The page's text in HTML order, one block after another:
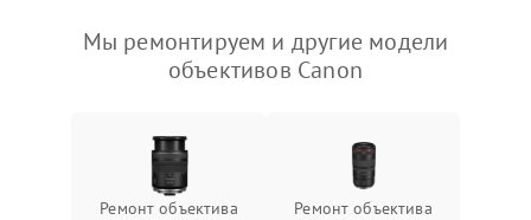
Мы ремонтируем и другие модели
объективов Canon
Ремонт объектива
Ремонт объектива